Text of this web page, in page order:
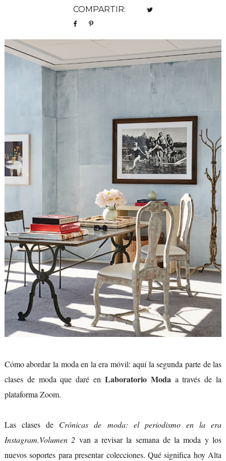
COMPARTIR:
Cómo abordar la moda en la era móvil: aquí la segunda parte de las
clases de moda que daré en Laboratorio Moda a través de la
plataforma Zoom.
Las clases de Crónicas de moda: el periodismo en la era
Instagram.Volumen 2 van a revisar la semana de la moda y los
nuevos soportes para presentar colecciones. Qué significa hoy Alta